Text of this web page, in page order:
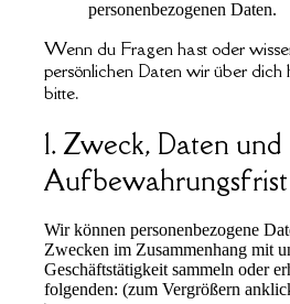
personenbezogenen Daten.
Wenn du Fragen hast oder
persönlichen Daten wir über dich
bitte.
1. Zweck, Daten und
Aufbewahrungsfrist
Wir können personenbezogene
Zwecken im Zusammenhang mit
Geschäftstätigkeit sammeln oder
folgenden: (zum Vergrößern